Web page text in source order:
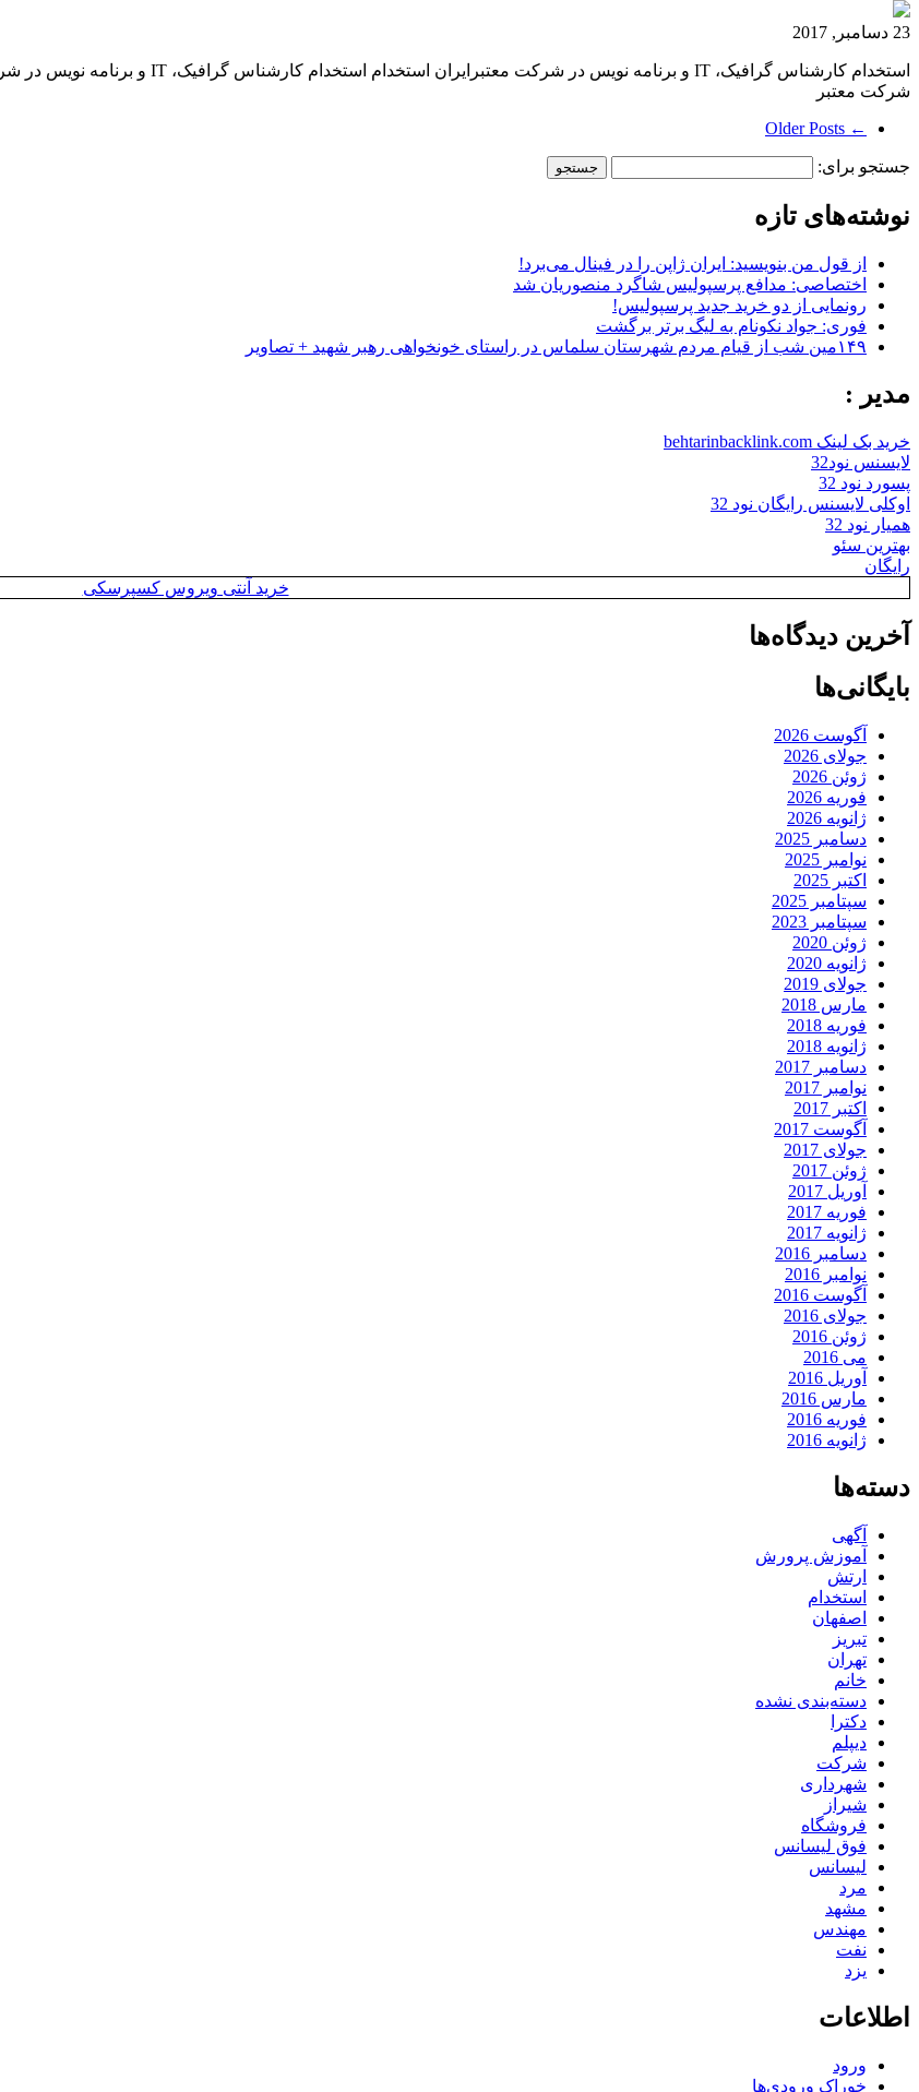
23 دسامبر, 2017
شرکت معتبر
← Older Posts
جستجو برای:
نوشته‌های تازه
از قول من بنویسید: ایران ژاپن را در فینال می‌برد!
اختصاصی: مدافع پرسپولیس شاگرد منصوریان شد
رونمایی از دو خرید جدید پرسپولیس!
فوری: جواد نکونام به لیگ برتر برگشت
۱۴۹مین شب از قیام مردم شهرستان سلماس در راستای خونخواهی رهبر شهید + تصاویر
مدیر :
خرید بک لینک behtarinbacklink.com
لایسنس نود32
پسورد نود 32
اوکلی لایسنس رایگان نود 32
همیار نود 32
بهترین سئو
رایگان
خرید آنتی ویروس کسپرسکی
آخرین دیدگاه‌ها
بایگانی‌ها
آگوست 2026
جولای 2026
ژوئن 2026
فوریه 2026
ژانویه 2026
دسامبر 2025
نوامبر 2025
اکتبر 2025
سپتامبر 2025
سپتامبر 2023
ژوئن 2020
ژانویه 2020
جولای 2019
مارس 2018
فوریه 2018
ژانویه 2018
دسامبر 2017
نوامبر 2017
اکتبر 2017
آگوست 2017
جولای 2017
ژوئن 2017
آوریل 2017
فوریه 2017
ژانویه 2017
دسامبر 2016
نوامبر 2016
آگوست 2016
جولای 2016
ژوئن 2016
می 2016
آوریل 2016
مارس 2016
فوریه 2016
ژانویه 2016
دسته‌ها
آگهی
آموزش پرورش
ارتش
استخدام
اصفهان
تبریز
تهران
خانم
دسته‌بندی نشده
دکترا
دیپلم
شرکت
شهرداری
شیراز
فروشگاه
فوق لیسانس
لیسانس
مرد
مشهد
مهندس
نفت
یزد
اطلاعات
ورود
خوراک ورودی‌ها